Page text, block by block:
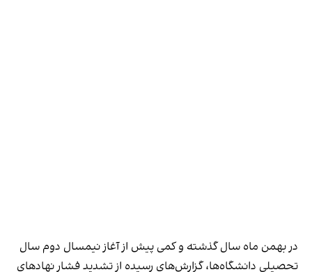
در بهمن‌ ماه سال گذشته و کمی پیش از آغاز نیمسال دوم سال
تحصیلی دانشگاه‌ها، گزارش‌های رسیده از تشدید فشار نهادهای